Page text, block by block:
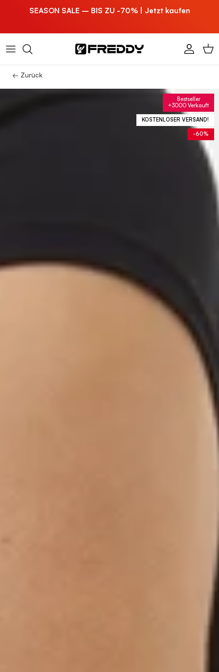
SEASON SALE – BIS ZU -70% | Jetzt kaufen
Konto
← Zurück
Bestseller
+3000 Verkauft
KOSTENLOSER VERSAND!
-60%